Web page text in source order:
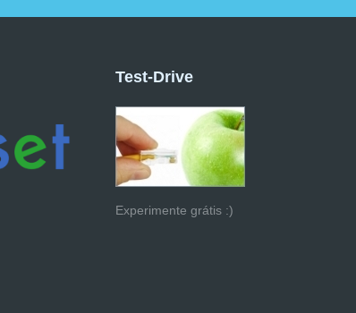
Test-Drive
Experimente grátis :)